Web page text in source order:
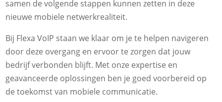
samen de volgende stappen kunnen zetten in deze
nieuwe mobiele netwerkrealiteit.
Bij Flexa VoIP staan we klaar om je te helpen navigeren
door deze overgang en ervoor te zorgen dat jouw
bedrijf verbonden blijft. Met onze expertise en
geavanceerde oplossingen ben je goed voorbereid op
de toekomst van mobiele communicatie.